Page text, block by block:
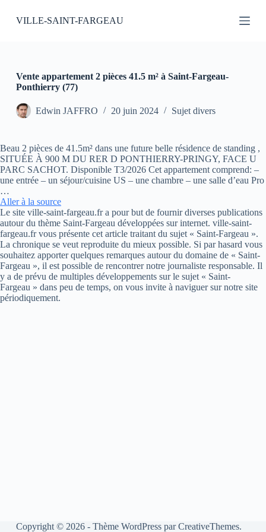
u
o
n
u
VILLE-SAINT-FARGEAU
Vente appartement 2 pièces 41.5 m² à Saint-Fargeau-
Ponthierry (77)
Edwin JAFFRO 20 juin 2024 Sujet divers
Beau 2 pièces de 41.5m² dans une future belle résidence de standing ,
SITUÉE À 900 M DU RER D PONTHIERRY-PRINGY, FACE U
PARC SACHOT. Disponible T3/2026 Cet appartement comprend: –
une entrée – un séjour/cuisine US – une chambre – une salle d’eau Pro
…
Aller à la source
Le site ville-saint-fargeau.fr a pour but de fournir diverses publications
autour du thème Saint-Fargeau développées sur internet. ville-saint-
fargeau.fr vous présente cet article traitant du sujet « Saint-Fargeau ».
La chronique se veut reproduite du mieux possible. Si par hasard vous
souhaitez apporter quelques remarques autour du domaine de « Saint-
Fargeau », il est possible de rencontrer notre journaliste responsable. Il
y a de prévu de multiples développements sur le sujet « Saint-
Fargeau » dans peu de temps, on vous invite à naviguer sur notre site
périodiquement.
Copyright © 2026 - Thème WordPress parCreativeThemes.